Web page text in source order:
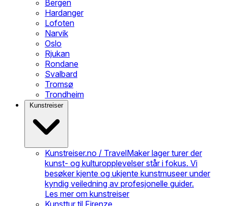
Bergen
Hardanger
Lofoten
Narvik
Oslo
Rjukan
Rondane
Svalbard
Tromsø
Trondheim
Kunstreiser
Kunstreiser.no / TravelMaker lager turer der
kunst- og kulturopplevelser står i fokus. Vi
besøker kjente og ukjente kunstmuseer under
kyndig veiledning av profesjonelle guider.
Les mer om kunstreiser
Kunsttur til Firenze